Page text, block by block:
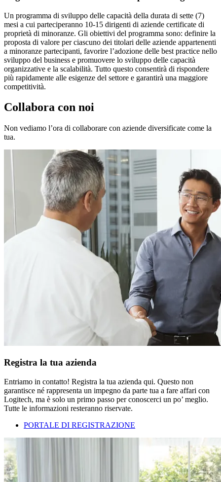
Un programma di sviluppo delle capacità della durata di sette (7)
mesi a cui parteciperanno 10-15 dirigenti di aziende certificate di
proprietà di minoranze. Gli obiettivi del programma sono: definire la
proposta di valore per ciascuno dei titolari delle aziende appartenenti
a minoranze partecipanti, favorire l’adozione delle best practice nello
sviluppo del business e promuovere lo sviluppo delle capacità
organizzative e la scalabilità. Tutto questo consentirà di rispondere
più rapidamente alle esigenze del settore e garantirà una maggiore
competitività.
Collabora con noi
Non vediamo l’ora di collaborare con aziende diversificate come la
tua.
Registra la tua azienda
Entriamo in contatto! Registra la tua azienda qui. Questo non
garantisce né rappresenta un impegno da parte tua a fare affari con
Logitech, ma è solo un primo passo per conoscerci un po’ meglio.
Tutte le informazioni resteranno riservate.
PORTALE DI REGISTRAZIONE